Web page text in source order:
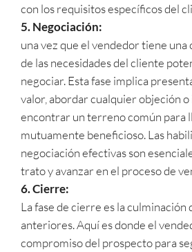
con los requisitos específicos del
5. Negociación:
una vez que el vendedor tiene
de las necesidades del cliente
negociar. Esta fase implica
valor, abordar cualquier objeción
encontrar un terreno común para
mutuamente beneficioso. Las
negociación efectivas son
trato y avanzar en el proceso de
6. Cierre:
La fase de cierre es la culminación
anteriores. Aquí es donde el
compromiso del prospecto para